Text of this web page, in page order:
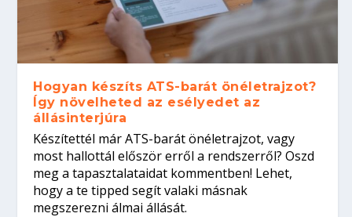
Hogyan készíts ATS-barát önéletrajzot?
Így növelheted az esélyedet az
állásinterjúra
Készítettél már ATS-barát önéletrajzot, vagy
most hallottál először erről a rendszerről? Oszd
meg a tapasztalataidat kommentben! Lehet,
hogy a te tipped segít valaki másnak
megszerezni álmai állását.